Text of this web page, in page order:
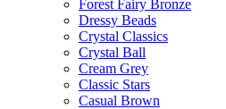
Forest Fairy Bronze
Dressy Beads
Crystal Classics
Crystal Ball
Cream Grey
Classic Stars
Casual Brown